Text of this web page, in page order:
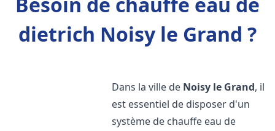
dietrich Noisy le Grand ?
Dans la ville de Noisy le Grand, il
est essentiel de disposer d'un
système de chauffe eau de